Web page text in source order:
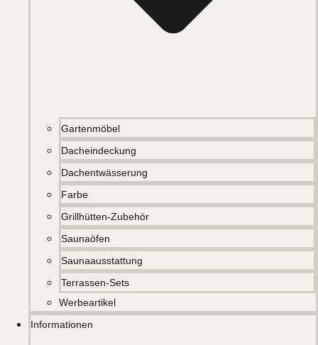
Gartenmöbel
Dacheindeckung
Dachentwässerung
Farbe
Grillhütten-Zubehör
Saunaöfen
Saunaausstattung
Terrassen-Sets
Werbeartikel
Informationen